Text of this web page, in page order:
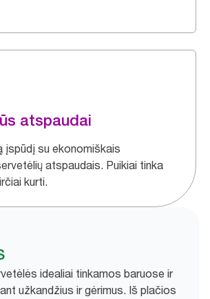
atspaudai
įspūdį su ekonomiškais
atspaudais. Puikiai tinka
kurti.
idealiai tinkamos baruose ir
užkandžius ir gėrimus. Iš plačios